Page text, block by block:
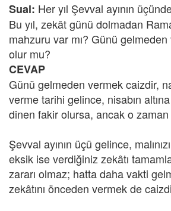
Sual: Her yıl Şevval ayının
Bu yıl, zekât günü dolmadan
mahzuru var mı? Günü
olur mu?
CEVAP
Günü gelmeden vermek caizdir,
verme tarihi gelince, nisabın
dinen fakir olursa, ancak o
Şevval ayının üçü gelince,
eksik ise verdiğiniz zekâtı
zararı olmaz; hatta daha vakti
zekâtını önceden vermek de